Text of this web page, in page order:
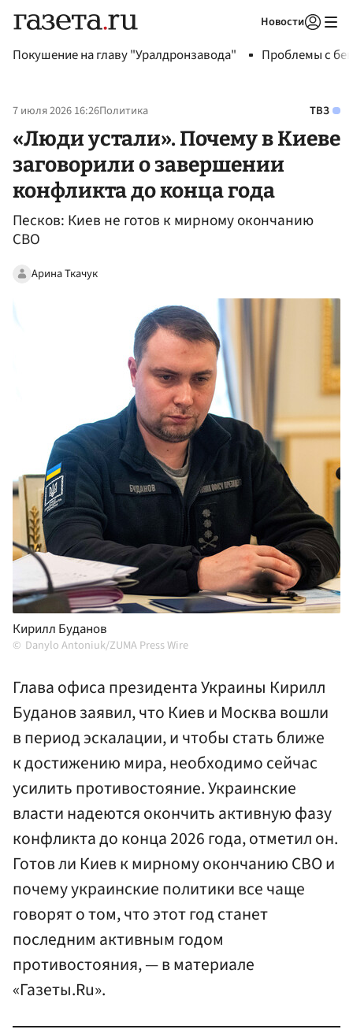
Новости
Покушение на главу "Уралдронзавода" Проблемы с
7 июля 2026 16:26Политика ТВЗ
«Люди устали». Почему в Киеве
заговорили о завершении
конфликта до конца года
Песков: Киев не готов к мирному окончанию
СВО
Арина Ткачук
Кирилл Буданов
Danylo Antoniuk/ZUMA Press Wire
Глава офиса президента Украины Кирилл
Буданов заявил, что Киев и Москва вошли
в период эскалации, и чтобы стать ближе
к достижению мира, необходимо сейчас
усилить противостояние. Украинские
власти надеются окончить активную фазу
конфликта до конца 2026 года, отметил он.
Готов ли Киев к мирному окончанию СВО и
почему украинские политики все чаще
говорят о том, что этот год станет
последним активным годом
противостояния, — в материале
«Газеты.Ru».